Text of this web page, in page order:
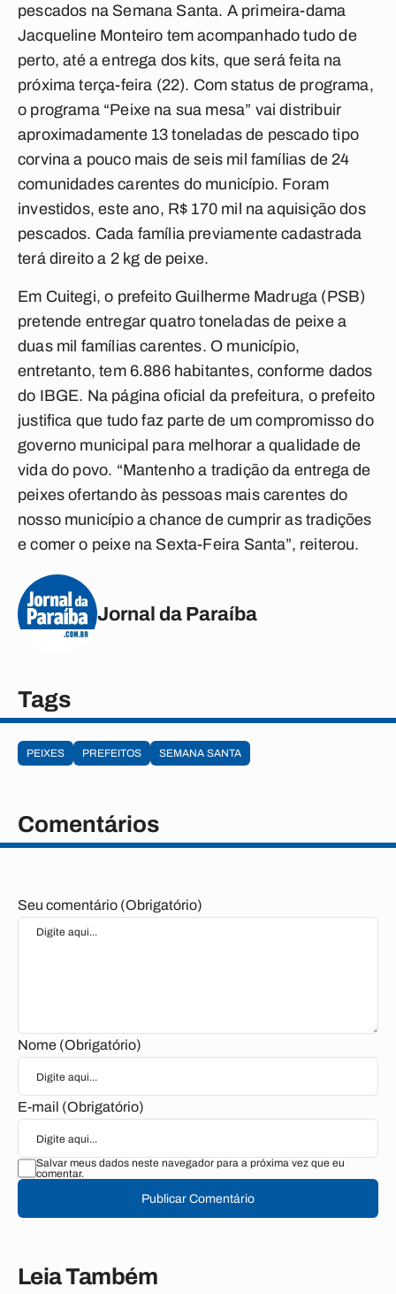
pescados na Semana Santa. A primeira-dama
Jacqueline Monteiro tem acompanhado tudo de
perto, até a entrega dos kits, que será feita na
próxima terça-feira (22). Com status de programa,
o programa “Peixe na sua mesa” vai distribuir
aproximadamente 13 toneladas de pescado tipo
corvina a pouco mais de seis mil famílias de 24
comunidades carentes do município. Foram
investidos, este ano, R$ 170 mil na aquisição dos
pescados. Cada família previamente cadastrada
terá direito a 2 kg de peixe.
Em Cuitegi, o prefeito Guilherme Madruga (PSB)
pretende entregar quatro toneladas de peixe a
duas mil famílias carentes. O município,
entretanto, tem 6.886 habitantes, conforme dados
do IBGE. Na página oficial da prefeitura, o prefeito
justifica que tudo faz parte de um compromisso do
governo municipal para melhorar a qualidade de
vida do povo. “Mantenho a tradição da entrega de
peixes ofertando às pessoas mais carentes do
nosso município a chance de cumprir as tradições
e comer o peixe na Sexta-Feira Santa”, reiterou.
Jornal da Paraíba
Tags
PEIXES PREFEITOS SEMANA SANTA
Comentários
Seu comentário (Obrigatório)
Nome (Obrigatório)
E-mail (Obrigatório)
Salvar meus dados neste navegador para a próxima vez que eu
comentar.
Publicar Comentário
Leia Também